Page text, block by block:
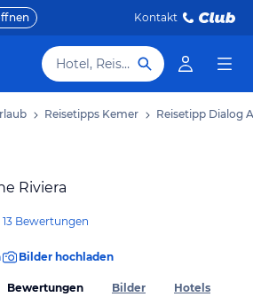
Kontakt
Hotel, Reiseziel
Reisetipps Kemer Reisetipp Dialog
Riviera
13 Bewertungen
Bilder hochladen
Bewertungen Bilder Hotels